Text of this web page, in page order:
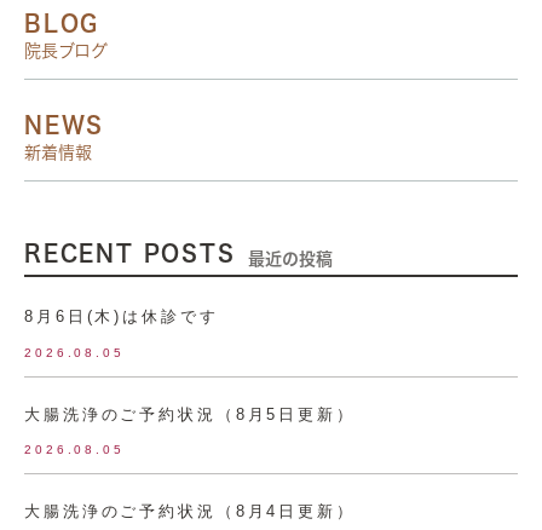
BLOG
院長ブログ
NEWS
新着情報
RECENT POSTS 最近の投稿
8月6日(木)は休診です
2026.08.05
大腸洗浄のご予約状況（8月5日更新）
2026.08.05
大腸洗浄のご予約状況（8月4日更新）